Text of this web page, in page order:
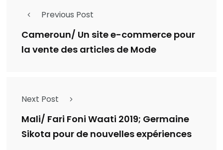
Previous Post
Cameroun/ Un site e-commerce pour
la vente des articles de Mode
Next Post
Mali/ Fari Foni Waati 2019; Germaine
Sikota pour de nouvelles expériences